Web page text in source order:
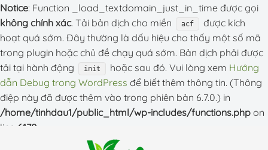
Notice: Function _load_textdomain_just_in_time được gọi
không chính xác. Tải bản dịch cho miền acf
được kích
hoạt quá sớm. Đây thường là dấu hiệu cho thấy một số mã
trong plugin hoặc chủ đề chạy quá sớm. Bản dịch phải được
tải tại hành động
init hoặc sau đó. Vui lòng xem Hướng
dẫn Debug trong WordPress để biết thêm thông tin. (Thông
điệp này đã được thêm vào trong phiên bản 6.7.0.) in
/home/tinhdau1/public_html/wp-includes/functions.php on
line 6170